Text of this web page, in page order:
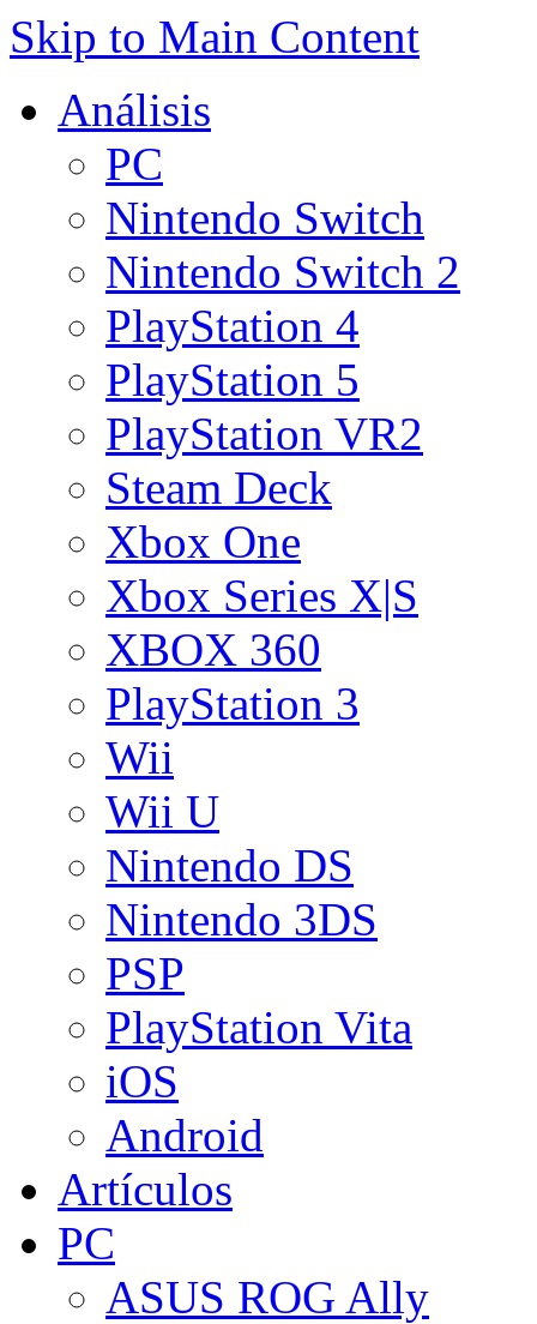
Skip to Main Content
Análisis
PC
Nintendo Switch
Nintendo Switch 2
PlayStation 4
PlayStation 5
PlayStation VR2
Steam Deck
Xbox One
Xbox Series X|S
XBOX 360
PlayStation 3
Wii
Wii U
Nintendo DS
Nintendo 3DS
PSP
PlayStation Vita
iOS
Android
Artículos
PC
ASUS ROG Ally